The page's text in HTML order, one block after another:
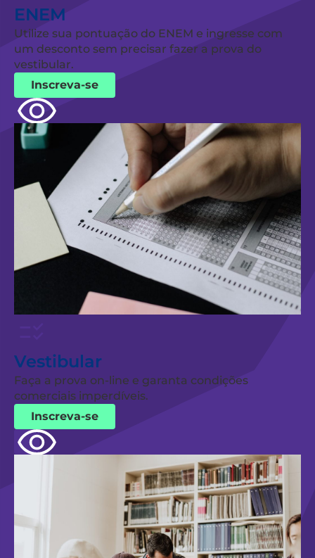
ENEM
Utilize sua pontuação do ENEM e ingresse com
um desconto sem precisar fazer a prova do
vestibular.
Inscreva-se
Vestibular
Faça a prova on-line e garanta condições
comerciais imperdíveis.
Inscreva-se